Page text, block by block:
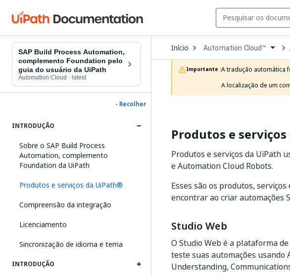
SAP Build Process Automation,
complemento Foundation pelo
guia do usuário da UiPath
Automation Cloud · latest
- Recolher
INTRODUÇÃO
Sobre o SAP Build Process
Automation, complemento
Foundation da UiPath
Produtos e serviços da UiPath®
Compreensão da integração
Licenciamento
Sincronização de idioma e tema
INTRODUÇÃO
Início Open
Dropdown
to
choose
product
Automation Cloud™
Importante :A tradução automática
A localização de um
Produtos e
Produtos e serviços da UiPath
e Automation Cloud Robots.
Esses são os produtos,
encontrar ao criar automações
Studio Web
O Studio Web é a plataforma
teste suas automações usando
Understanding,